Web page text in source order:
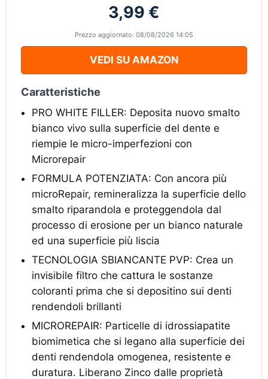
3,99 €
Prezzo aggiornato: 08/08/2026 14:05
VEDI SU AMAZON
Caratteristiche
PRO WHITE FILLER: Deposita nuovo smalto
bianco vivo sulla superficie del dente e
riempie le micro-imperfezioni con
Microrepair
FORMULA POTENZIATA: Con ancora più
microRepair, remineralizza la superficie dello
smalto riparandola e proteggendola dal
processo di erosione per un bianco naturale
ed una superficie più liscia
TECNOLOGIA SBIANCANTE PVP: Crea un
invisibile filtro che cattura le sostanze
coloranti prima che si depositino sui denti
rendendoli brillanti
MICROREPAIR: Particelle di idrossiapatite
biomimetica che si legano alla superficie dei
denti rendendola omogenea, resistente e
duratura. Liberano Zinco dalle proprietà